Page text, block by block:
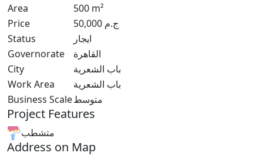
Area
500 m²
Price
50,000 ج.م
Status
ايجار
Governorate
القاهرة
City
باب الشعرية
Work Area
باب الشعرية
Business Scaleمتوسط
Project Features
متشطب
Address on Map